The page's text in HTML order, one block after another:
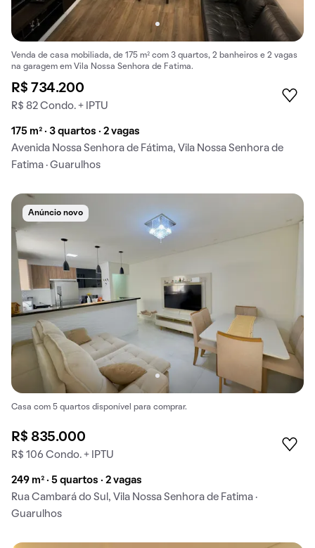
Venda de casa mobiliada, de 175 m² com 3 quartos, 2 banheiros e 2 vagas
na garagem em Vila Nossa Senhora de Fatima.
R$ 734.200
R$ 82 Condo. + IPTU
175 m² · 3 quartos · 2 vagas
Avenida Nossa Senhora de Fátima, Vila Nossa Senhora de
Fatima · Guarulhos
Anúncio novo
Casa com 5 quartos disponível para comprar.
R$ 835.000
R$ 106 Condo. + IPTU
249 m² · 5 quartos · 2 vagas
Rua Cambará do Sul, Vila Nossa Senhora de Fatima ·
Guarulhos